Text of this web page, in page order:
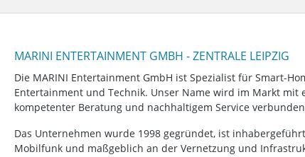
MARINI ENTERTAINMENT GMBH - ZENTRALE LEIPZIG
Die MARINI Entertainment GmbH ist Spezialist für Smart-
Entertainment und Technik. Unser Name wird im Markt mit
kompetenter Beratung und nachhaltigem Service
Das Unternehmen wurde 1998 gegründet, ist
Mobilfunk und maßgeblich an der Vernetzung und